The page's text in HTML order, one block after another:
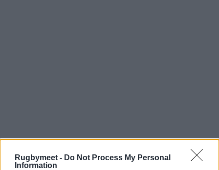
Rugbymeet - Do Not Process My Personal
Information